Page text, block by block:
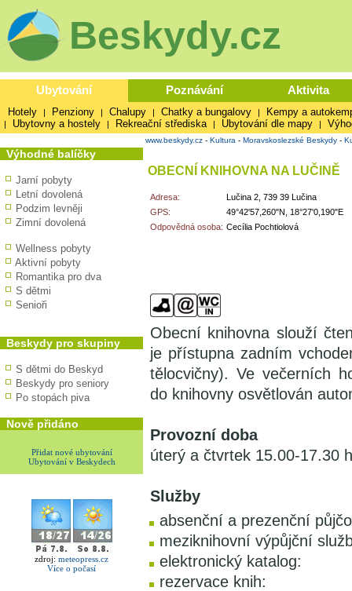
Beskydy.cz
Ubytování Poznávání Aktivita
Hotely | Penziony | Chalupy | Chatky a bungalovy | Kempy a
| Ubytovny a hostely | Rekreační střediska | Ubytování dle mapy |
Výhodné balíčky
Jarní pobyty
Letní dovolená
Podzim levněji
Zimní dovolená
Wellness pobyty
Aktivní pobyty
Romantika pro dva
S dětmi
Senioři
Beskydy pro skupiny
S dětmi do Beskyd
Beskydy pro seniory
Po stopách piva
Nově přidáno
Přidat nové ubytování
Ubytování v Beskydech
zdroj: meteopress.cz
Více o počasí
www.beskydy.cz - Kultura - Moravskoslezské Beskydy -
OBECNÍ KNIHOVNA NA LUČINĚ
Adresa:
Lučina 2, 739 39 Lučina
GPS:
49°42'57,260"N, 18°27'0,190"E
Odpovědná osoba: Cecília Pochtiolová
Obecní knihovna slouží
je přístupna zadním
tělocvičny). Ve večerních
do knihovny osvětlován
Provozní doba
úterý a čtvrtek 15.00-17.30
Služby
absenční a prezenční
meziknihovní výpůjční
elektronický katalog:
rezervace knih: